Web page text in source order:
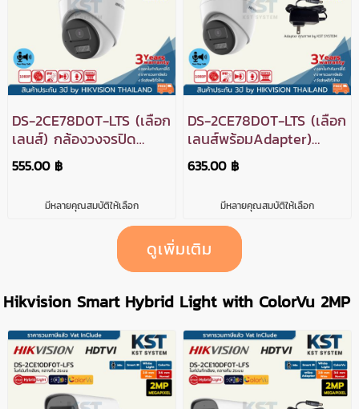
DS-2CE78D0T-LTS (เลือก
เลนส์) กล้องวงจรปิด
Hikvision Smart Hybrid
Light HDTVI 2MP (Two-
555.00 ฿
มีหลายคุณสมบัติให้เลือก
DS-2CE78D0T-LTS (เลือก
เลนส์พร้อมAdapter)
กล้องวงจรปิด Hikvision
Smart Hybrid Light
635.00 ฿
มีหลายคุณสมบัติให้เลือก
ดูเพิ่มเติม
Hikvision Smart Hybrid Light with ColorVu 2MP